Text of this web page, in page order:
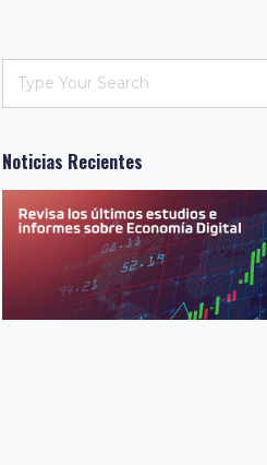
Noticias Recientes